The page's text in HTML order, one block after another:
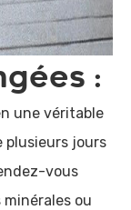
:
une véritable
plusieurs jours
vous
ou